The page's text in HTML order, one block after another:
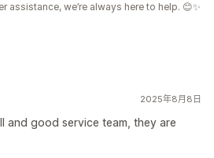
assistance, we’re always here to help. 😊✨
2025年8月8日
and good service team, they are